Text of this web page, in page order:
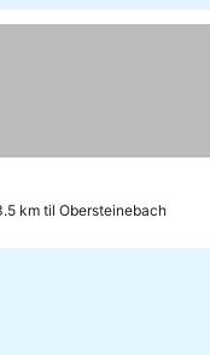
km til Obersteinebach